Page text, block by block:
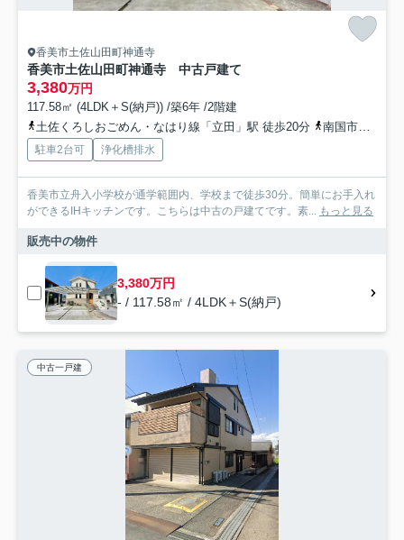
香美市土佐山田町神通寺
香美市土佐山田町神通寺 中古戸建て
3,380万円
117.58㎡ (4LDK＋S(納戸)) /築6年 /2階建
土佐くろしおごめん・なはり線「立田」駅 徒歩20分
南国市NACO「ふれあいセンター前」バス停下車 徒歩2分
駐車2台可 浄化槽排水
香美市立舟入小学校が通学範囲内、学校まで徒歩30分。簡単にお手入れ
ができるIHキッチンです。こちらは中古の戸建てです。素... もっと見る
販売中の物件
3,380万円
- / 117.58㎡ / 4LDK＋S(納戸)
中古一戸建